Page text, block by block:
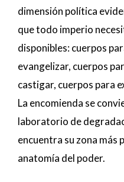
dimensión política
que todo imperio
disponibles: cuerpos
evangelizar, cuerpos
castigar, cuerpos para
La encomienda se
laboratorio de
encuentra su zona más
anatomía del poder.